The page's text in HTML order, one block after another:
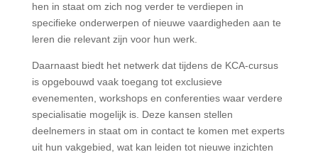
hen in staat om zich nog verder te verdiepen in
specifieke onderwerpen of nieuwe vaardigheden aan te
leren die relevant zijn voor hun werk.
Daarnaast biedt het netwerk dat tijdens de KCA-cursus
is opgebouwd vaak toegang tot exclusieve
evenementen, workshops en conferenties waar verdere
specialisatie mogelijk is. Deze kansen stellen
deelnemers in staat om in contact te komen met experts
uit hun vakgebied, wat kan leiden tot nieuwe inzichten